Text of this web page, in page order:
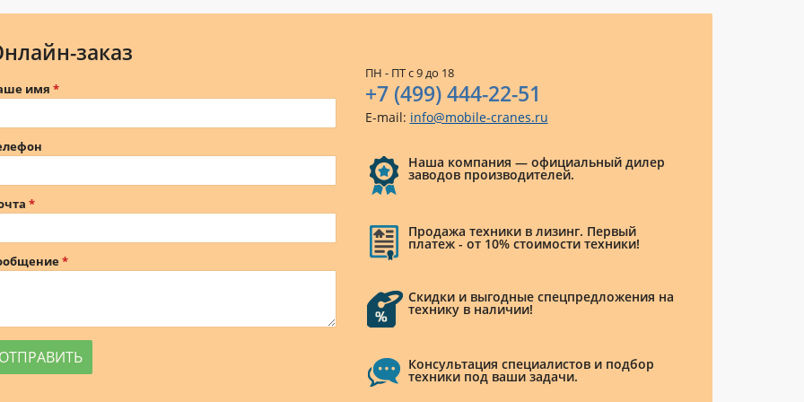
заказ
имя
ПН - ПТ с 9 до 18
+7 (499) 444-22-51
E-mail: info@mobile-cranes.ru
Наша компания — официальный дилер
заводов производителей.
Продажа техники в лизинг. Первый
платеж - от 10% стоимости техники!
Скидки и выгодные спецпредложения на
технику в наличии!
Консультация специалистов и подбор
техники под ваши задачи.